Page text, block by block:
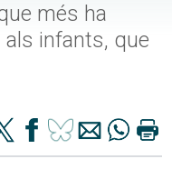
més ha
infants, que